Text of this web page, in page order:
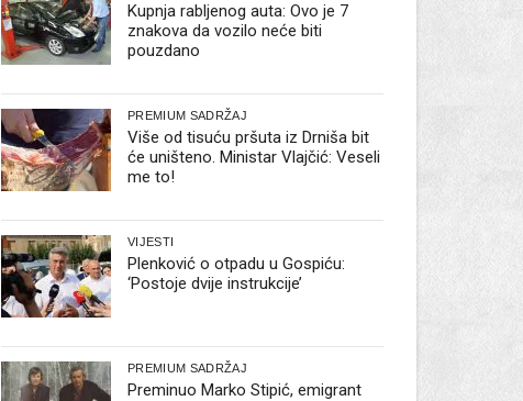
Kupnja rabljenog auta: Ovo je 7
znakova da vozilo neće biti
pouzdano
PREMIUM SADRŽAJ
Više od tisuću pršuta iz Drniša bit
će uništeno. Ministar Vlajčić: Veseli
me to!
VIJESTI
Plenković o otpadu u Gospiću:
‘Postoje dvije instrukcije’
PREMIUM SADRŽAJ
Preminuo Marko Stipić, emigrant